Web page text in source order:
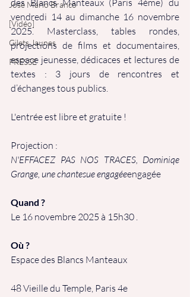
José Mário Branco
[Vidéo]
Gilets Jaunes
PRESSE
des Blancs Manteaux (Paris 4ème) du
vendredi 14 au dimanche 16 novembre
2025. Masterclass, tables rondes,
projections de films et documentaires,
espace jeunesse, dédicaces et lectures de
textes : 3 jours de rencontres et
d’échanges tous publics.
L'entrée est libre et gratuite !
Projection :
N'EFFACEZ PAS NOS TRACES, Dominiqe
Grange, une chantesue engagéeengagée
Quand ?
Le 16 novembre 2025 à 15h30 .
Où ?
Espace des Blancs Manteaux
48 Vieille du Temple, Paris 4e